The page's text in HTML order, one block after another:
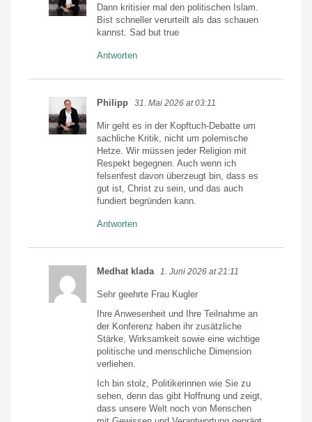
Dann kritisier mal den politischen Islam.
Bist schneller verurteilt als das schauen
kannst. Sad but true
Antworten
Philipp 31. Mai 2026 at 03:11
Mir geht es in der Kopftuch-Debatte um
sachliche Kritik, nicht um polemische
Hetze. Wir müssen jeder Religion mit
Respekt begegnen. Auch wenn ich
felsenfest davon überzeugt bin, dass es
gut ist, Christ zu sein, und das auch
fundiert begründen kann.
Antworten
Medhat klada 1. Juni 2026 at 21:11
Sehr geehrte Frau Kugler
Ihre Anwesenheit und Ihre Teilnahme an
der Konferenz haben ihr zusätzliche
Stärke, Wirksamkeit sowie eine wichtige
politische und menschliche Dimension
verliehen.
Ich bin stolz, Politikerinnen wie Sie zu
sehen, denn das gibt Hoffnung und zeigt,
dass unsere Welt noch von Menschen